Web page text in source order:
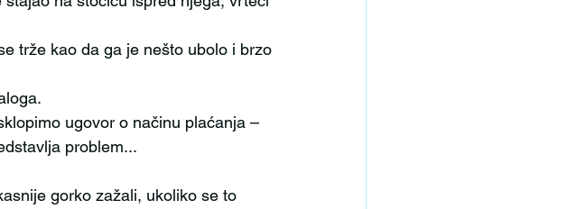
problem...